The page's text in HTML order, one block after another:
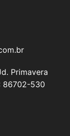
Primavera
86702-530